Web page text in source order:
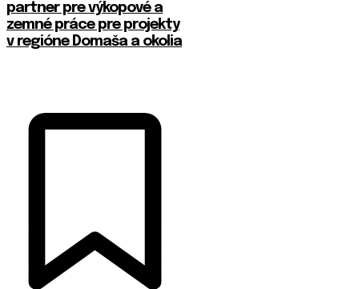
partner pre výkopové a
zemné práce pre projekty
v regióne Domaša a okolia